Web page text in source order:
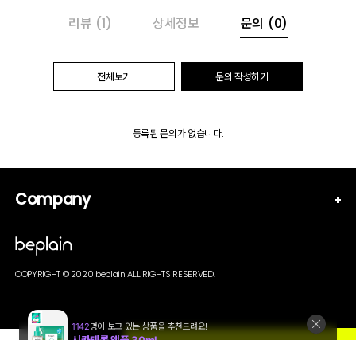
리뷰 (1) 상세정보 문의 (0)
전체보기 문의 작성하기
등록된 문의가 없습니다.
Company
COPYRIGHT © 2020 beplain ALL RIGHTS RESERVED.